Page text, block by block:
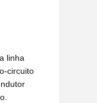
linha
circuito